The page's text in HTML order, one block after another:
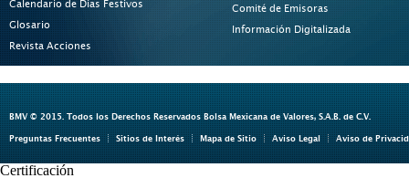
Calendario de Días Festivos
Glosario
Revista Acciones
Comité de Emisoras
Información Digitalizada
BMV © 2015. Todos los Derechos Reservados Bolsa Mexicana de Valores, S.A.B. de C.V.
Preguntas Frecuentes Sitios de Interés Mapa de Sitio Aviso Legal Aviso de
Certificación